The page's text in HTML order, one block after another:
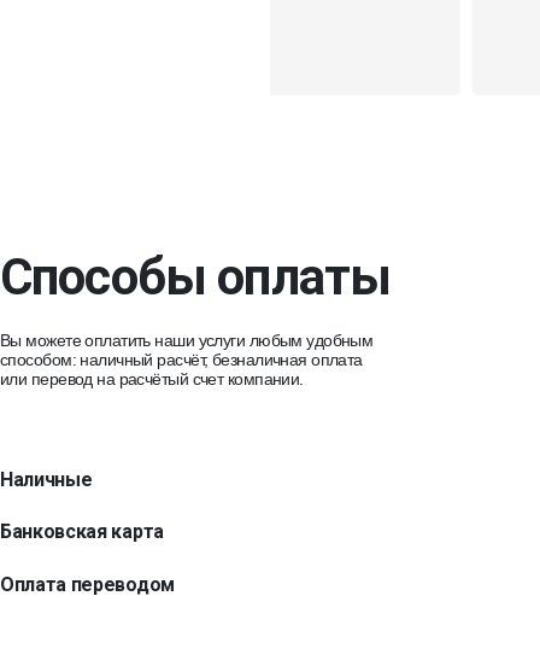
Способы оплаты
Вы можете оплатить наши услуги любым удобным
способом: наличный расчёт, безналичная оплата
или перевод на расчётый счет компании.
Наличные
Банковская карта
Оплата переводом